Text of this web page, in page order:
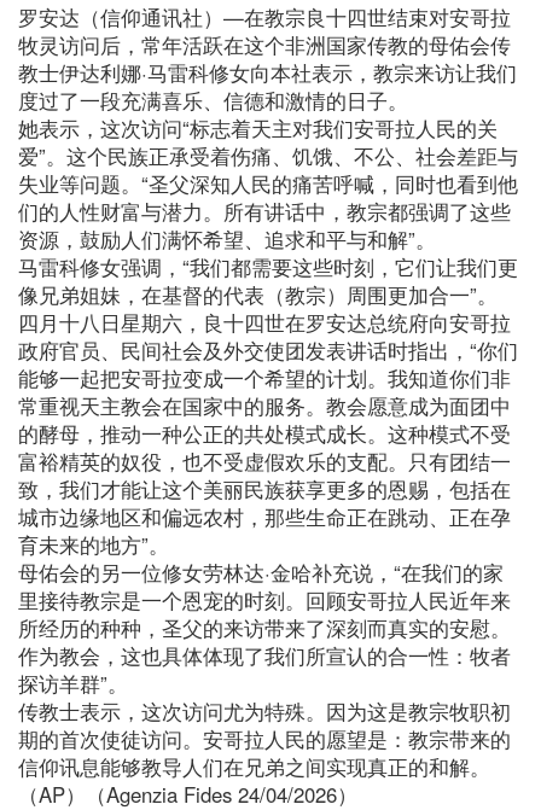
罗安达（信仰通讯社）—在教宗良十四世结束对安哥拉
牧灵访问后，常年活跃在这个非洲国家传教的母佑会传
教士伊达利娜·马雷科修女向本社表示，教宗来访让我们
度过了一段充满喜乐、信德和激情的日子。
她表示，这次访问“标志着天主对我们安哥拉人民的关
爱”。这个民族正承受着伤痛、饥饿、不公、社会差距与
失业等问题。“圣父深知人民的痛苦呼喊，同时也看到他
们的人性财富与潜力。所有讲话中，教宗都强调了这些
资源，鼓励人们满怀希望、追求和平与和解”。
马雷科修女强调，“我们都需要这些时刻，它们让我们更
像兄弟姐妹，在基督的代表（教宗）周围更加合一”。
四月十八日星期六，良十四世在罗安达总统府向安哥拉
政府官员、民间社会及外交使团发表讲话时指出，“你们
能够一起把安哥拉变成一个希望的计划。我知道你们非
常重视天主教会在国家中的服务。教会愿意成为面团中
的酵母，推动一种公正的共处模式成长。这种模式不受
富裕精英的奴役，也不受虚假欢乐的支配。只有团结一
致，我们才能让这个美丽民族获享更多的恩赐，包括在
城市边缘地区和偏远农村，那些生命正在跳动、正在孕
育未来的地方”。
母佑会的另一位修女劳林达·金哈补充说，“在我们的家
里接待教宗是一个恩宠的时刻。回顾安哥拉人民近年来
所经历的种种，圣父的来访带来了深刻而真实的安慰。
作为教会，这也具体体现了我们所宣认的合一性：牧者
探访羊群”。
传教士表示，这次访问尤为特殊。因为这是教宗牧职初
期的首次使徒访问。安哥拉人民的愿望是：教宗带来的
信仰讯息能够教导人们在兄弟之间实现真正的和解。
（AP）（Agenzia Fides 24/04/2026）